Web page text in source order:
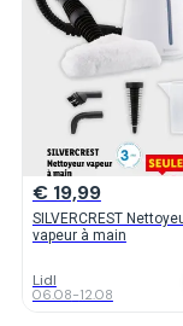
€ 19,99
SILVERCREST
vapeur à main
Lidl
06.08-12.08